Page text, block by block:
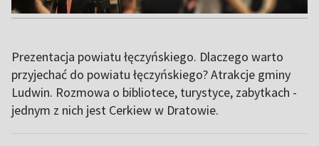
Prezentacja powiatu łęczyńskiego. Dlaczego warto
przyjechać do powiatu łęczyńskiego? Atrakcje gminy
Ludwin. Rozmowa o bibliotece, turystyce, zabytkach -
jednym z nich jest Cerkiew w Dratowie.